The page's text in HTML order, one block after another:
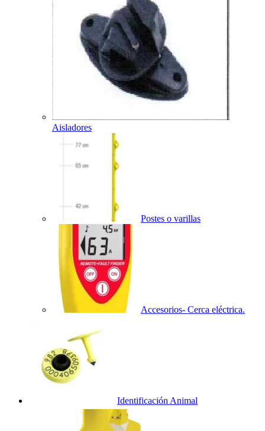
Aisladores
Postes o varillas
Accesorios- Cerca eléctrica.
Identificación Animal